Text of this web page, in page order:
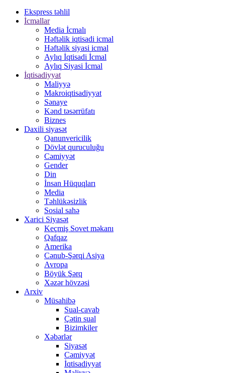
Ekspress təhlil
İcmallar
Media İcmalı
Həftəlik iqtisadi icmal
Həftəlik siyasi icmal
Aylıq İqtisadi İcmal
Aylıq Siyasi İcmal
İqtisadiyyat
Maliyyə
Makroiqtisadiyyat
Sənaye
Kənd təsərrüfatı
Biznes
Daxili siyasət
Qanunvericilik
Dövlət quruculuğu
Cəmiyyət
Gender
Din
İnsan Hüquqları
Media
Təhlükəsizlik
Sosial sahə
Xarici Siyasət
Keçmiş Sovet məkanı
Qafqaz
Amerika
Cənub-Şərqi Asiya
Avropa
Böyük Şərq
Xəzər hövzəsi
Arxiv
Müsahibə
Sual-cavab
Çətin sual
Bizimkiler
Xəbərlər
Siyasət
Cəmiyyət
İqtisadiyyat